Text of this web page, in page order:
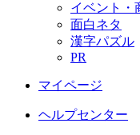
イベント・
面白ネタ
漢字パズル
PR
マイページ
ヘルプセンター